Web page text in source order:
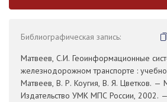
Библиографическая запись:
Матвеев, С.И. Геоинформационные
железнодорожном транспорте :
Матвеев, В. Р. Коугия, В. Я. Цветков. —
Издательство УМК МПС России, 2002.